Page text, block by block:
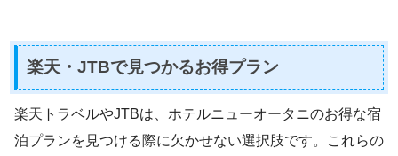
楽天・JTBで見つかるお得プラン
楽天トラベルやJTBは、ホテルニューオータニのお得な宿
泊プランを見つける際に欠かせない選択肢です。これらの